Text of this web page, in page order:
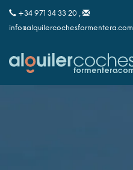
+34 971 34 33 20 ,
info@alquilercochesformentera.com